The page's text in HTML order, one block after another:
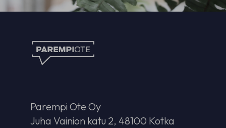
Parempi Ote Oy
Juha Vainion katu 2, 48100 Kotka